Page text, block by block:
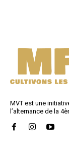
MVT est une
l’alternance de la